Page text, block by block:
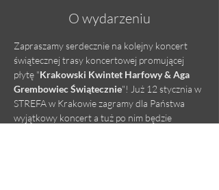
O wydarzeniu
Zapraszamy serdecznie na kolejny koncert
świątecznej trasy koncertowej promującej
płytę "Krakowski Kwintet Harfowy & Aga
Grembowiec Świątecznie"! Już 12 stycznia w
STREFA w Krakowie zagramy dla Państwa
wyjątkowy koncert a tuż po nim będzie